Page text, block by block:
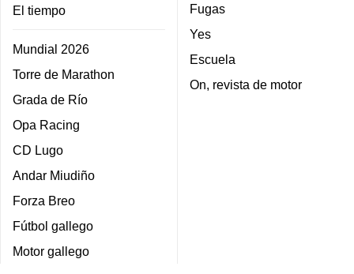
El tiempo
Mundial 2026
Torre de Marathon
Grada de Río
Opa Racing
CD Lugo
Andar Miudiño
Forza Breo
Fútbol gallego
Motor gallego
Fugas
Yes
Escuela
On, revista de motor